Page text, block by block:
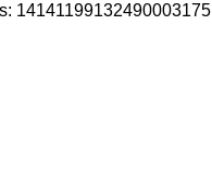
14141199132490003175